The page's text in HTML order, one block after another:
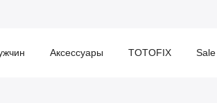
Аксессуары TOTOFIX Sale